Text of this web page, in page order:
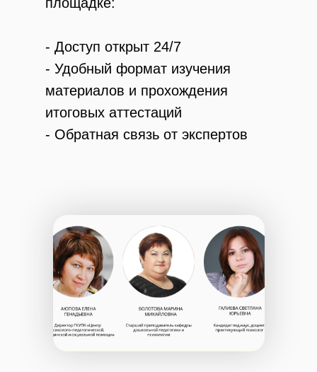
- Доступ открыт 24/7
- Удобный формат изучения
материалов и прохождения
итоговых аттестаций
- Обратная связь от экспертов